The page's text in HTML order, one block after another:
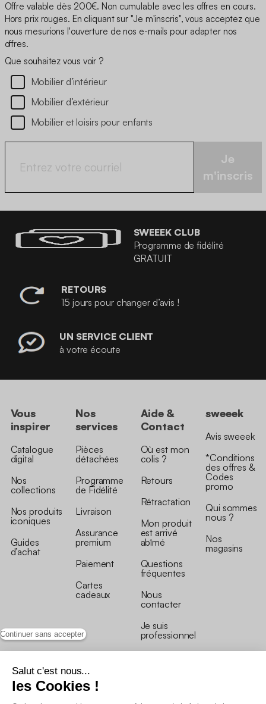
Continuer sans accepter
Salut c'est nous...
les Cookies !
Offre valable dès 200€. Non cumulable avec les offres en cours.
Hors prix rouges. En cliquant sur "Je m'inscris", vous acceptez que
nous mesurions l'ouverture de nos e-mails pour adapter nos
offres.
Que souhaitez vous voir ?
Mobilier d’intérieur
Mobilier d’extérieur
Mobilier et loisirs pour enfants
Je
m'inscris
SWEEEK CLUB
Programme de fidélité
GRATUIT
RETOURS
15 jours pour changer d’avis !
UN SERVICE CLIENT
à votre écoute
Vous
inspirer
Catalogue
digital
Nos
collections
Nos produits
iconiques
Guides
d’achat
Nos
services
Pièces
détachées
Programme
de Fidélité
Livraison
Assurance
premium
Paiement
Cartes
cadeaux
Aide &
Contact
Où est mon
colis ?
Retours
Rétractation
Mon produit
est arrivé
abîmé
Questions
fréquentes
Nous
contacter
Je suis
professionnel
sweeek
Avis sweeek
*Conditions
des offres &
Codes
promo
Qui sommes
nous ?
Nos
magasins